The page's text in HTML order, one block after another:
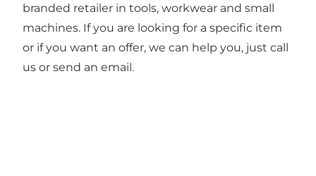
branded retailer in tools, workwear and small
machines. If you are looking for a specific item
or if you want an offer, we can help you, just call
us or send an email.